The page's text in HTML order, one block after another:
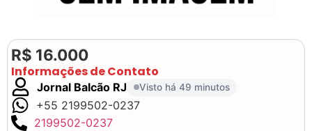
R$ 16.000
Informações de Contato
Jornal Balcão RJ Visto há 49 minutos
+55 2199502-0237
2199502-0237